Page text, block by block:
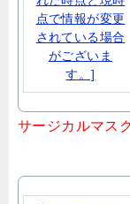
サージカルマス